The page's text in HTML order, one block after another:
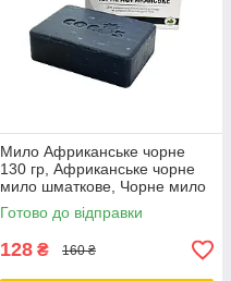
Мило Африканське чорне
130 гр, Африканське чорне
мило шматкове, Чорне мило
шматкове, Мило ручної
роботи ТМ Cocos
Готово до відправки
128 ₴ 160 ₴